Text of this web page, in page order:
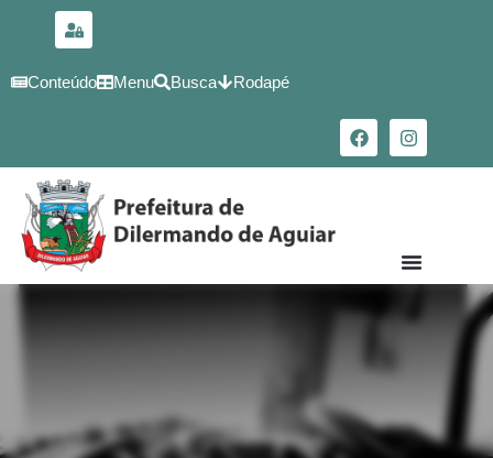
conteúdo
Conteúdo Menu Busca Rodapé